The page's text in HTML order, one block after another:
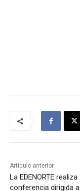
Artículo anterior
La EDENORTE realiza
conferencia dirigida a